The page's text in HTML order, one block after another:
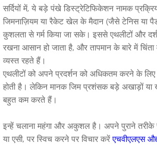
सर्दियों में, ये बड़े पंखे डिस्ट्रेटिफिकेशन नामक
जिमनाज़ियम या रैकेट खेल के मैदान (जैसे टेनिस या
कुशलता से गर्म किया जा सके। इससे एथलीटों और
रखना आसान हो जाता है, और तापमान के बारे में
व्यस्त रहते हैं।
एथलीटों को अपने प्रदर्शन को अधिकतम करने के
होती है। लेकिन मानक जिम प्रशंसक बड़े अखाड़ों
बहुत कम करते हैं।
इन्हें चलाना महंगा और अकुशल है। अपने पुराने
या एसी, पर स्विच करने पर विचार करेंएचवीएलएस